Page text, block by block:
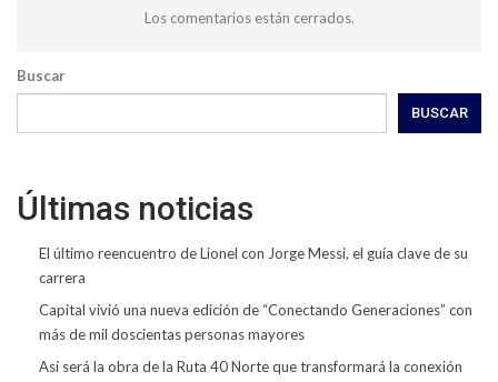
Los comentarios están cerrados.
Buscar
BUSCAR
Últimas noticias
El último reencuentro de Lionel con Jorge Messi, el guía clave de su
carrera
Capital vivió una nueva edición de “Conectando Generaciones” con
más de mil doscientas personas mayores
Así será la obra de la Ruta 40 Norte que transformará la conexión